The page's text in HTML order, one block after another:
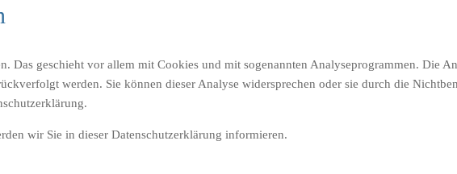
Das geschieht vor allem mit Cookies und mit sogenannten Analyseprogrammen. Die
werden. Sie können dieser Analyse widersprechen oder sie durch die
wir Sie in dieser Datenschutzerklärung informieren.